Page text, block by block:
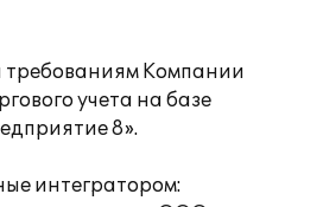
Компании
учета на базе
8».
интегратором: